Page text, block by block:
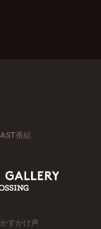
番組
すかけ声